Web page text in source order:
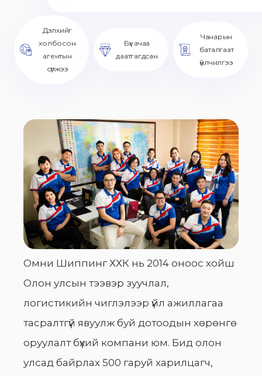
Дэлхийг
холбосон
агентын
сүлжээ
Бүх ачаа
даатгагдсан
Чанарын
баталгаат
үйлчилгээ
Омни Шиппинг ХХК нь 2014 оноос хойш
Олон улсын тээвэр зуучлал,
логистикийн чиглэлээр үйл ажиллагаа
тасралтгүй явуулж буй дотоодын хөрөнгө
оруулалт бүхий компани юм. Бид олон
улсад байрлах 500 гаруй харилцагч,